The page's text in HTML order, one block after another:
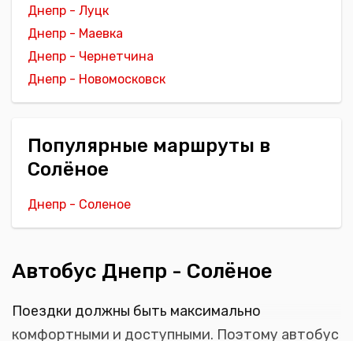
Днепр - Луцк
Днепр - Маевка
Днепр - Чернетчина
Днепр - Новомосковск
Популярные маршруты в
Солёное
Днепр - Соленое
Автобус Днепр - Солёное
Поездки должны быть максимально
комфортными и доступными. Поэтому автобус